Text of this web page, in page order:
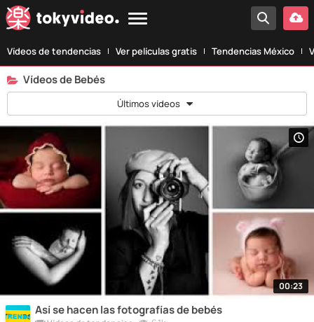
Vídeos de tendencias Ver películas gratis Tendencias México
Vídeos de Bebés
Últimos vídeos
00:23
Así se hacen las fotografías de bebés